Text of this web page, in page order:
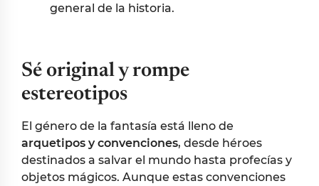
general de la historia.
Sé original y rompe
estereotipos
El género de la fantasía está lleno de
arquetipos y convenciones, desde héroes
destinados a salvar el mundo hasta profecías y
objetos mágicos. Aunque estas convenciones